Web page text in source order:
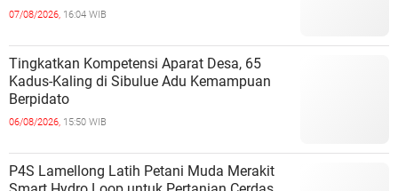
07/08/2026, 16:04 WIB
Tingkatkan Kompetensi Aparat Desa, 65
Kadus-Kaling di Sibulue Adu Kemampuan
Berpidato
06/08/2026, 15:50 WIB
P4S Lamellong Latih Petani Muda Merakit